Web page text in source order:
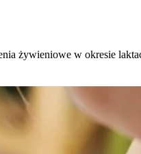
żywieniowe w okresie